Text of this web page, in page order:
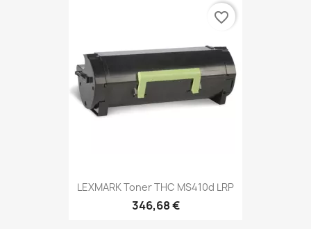
LEXMARK Toner THC MS410d LRP
346,68 €
favorite_border